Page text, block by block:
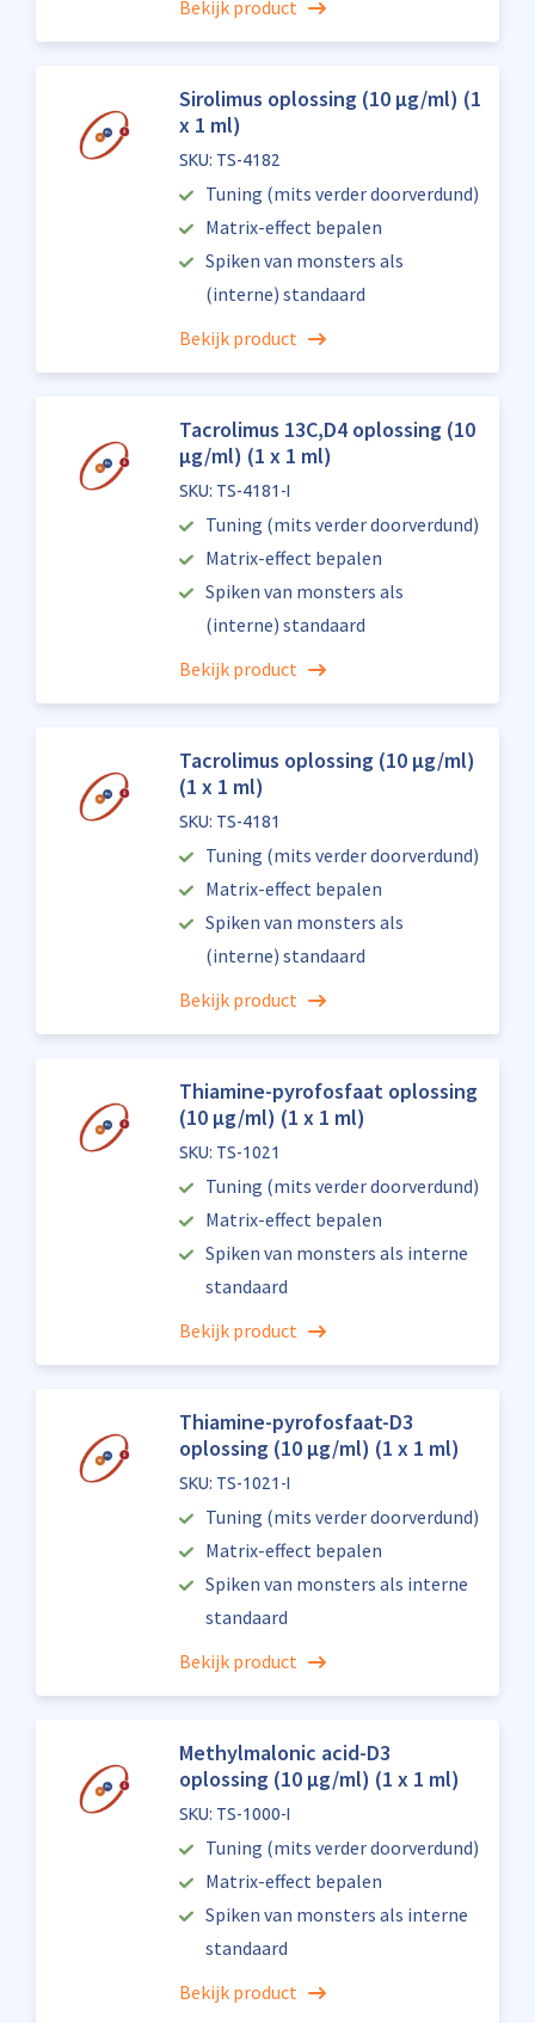
Bekijk product
Sirolimus oplossing (10 µg/ml) (1
x 1 ml)
SKU: TS-4182
Tuning (mits verder doorverdund)
Matrix-effect bepalen
Spiken van monsters als
(interne) standaard
Bekijk product
Tacrolimus 13C,D4 oplossing (10
µg/ml) (1 x 1 ml)
SKU: TS-4181-I
Tuning (mits verder doorverdund)
Matrix-effect bepalen
Spiken van monsters als
(interne) standaard
Bekijk product
Tacrolimus oplossing (10 µg/ml)
(1 x 1 ml)
SKU: TS-4181
Tuning (mits verder doorverdund)
Matrix-effect bepalen
Spiken van monsters als
(interne) standaard
Bekijk product
Thiamine-pyrofosfaat oplossing
(10 µg/ml) (1 x 1 ml)
SKU: TS-1021
Tuning (mits verder doorverdund)
Matrix-effect bepalen
Spiken van monsters als interne
standaard
Bekijk product
Thiamine-pyrofosfaat-D3
oplossing (10 µg/ml) (1 x 1 ml)
SKU: TS-1021-I
Tuning (mits verder doorverdund)
Matrix-effect bepalen
Spiken van monsters als interne
standaard
Bekijk product
Methylmalonic acid-D3
oplossing (10 µg/ml) (1 x 1 ml)
SKU: TS-1000-I
Tuning (mits verder doorverdund)
Matrix-effect bepalen
Spiken van monsters als interne
standaard
Bekijk product